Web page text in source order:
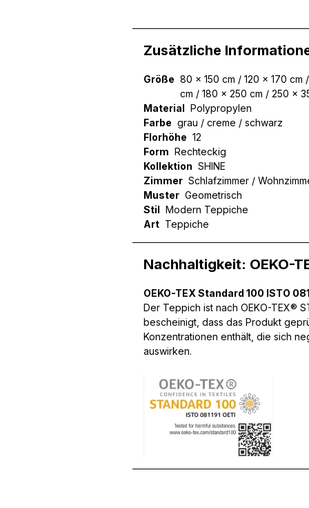
Zusätzliche
Größe 80 x 150 cm / 120 x 170
cm / 180 x 250 cm / 250 x
Material Polypropylen
Farbe grau / creme / schwarz
Florhöhe 12
Form Rechteckig
Kollektion SHINE
Zimmer Schlafzimmer /
Muster Geometrisch
Stil Modern Teppiche
Art Teppiche
Nachhaltigkeit: OEKO-
OEKO-TEX Standard 100 ISTO
Der Teppich ist nach OEKO-TEX®
bescheinigt, dass das Produkt
Konzentrationen enthält, die sich
auswirken.
Wir verwenden Cookies,
Website an unsere
mit weiteren Daten
Dienste gesammelt haben.
Notwendige Cookies sind
Beispiel das Bereitstellen
speichern keine
Präferenzen